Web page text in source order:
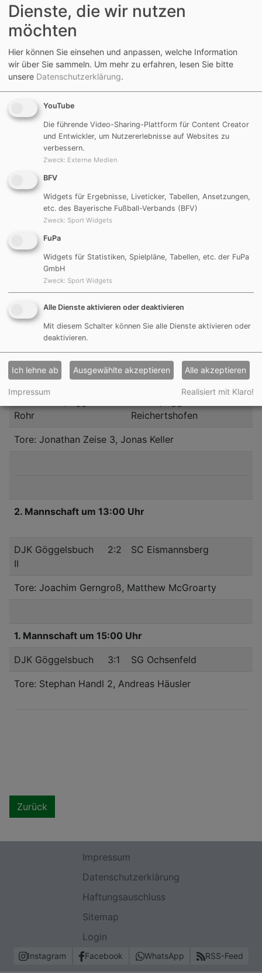
Samstag, 20.10.2018
D-Jugend um 11:30 Uhr
(SG) TSV
Mörsdorf
Tore: Jonas Schneider 3
A-Jugend um 15:30 Uhr
JFG Aurachtal
Tore: Michael Kerl
Sonntag, 21.10.2018
B-Jugend um 10:30 Uhr
Rohr
Reichertshofen
Tore: Jonathan Zeise 3, Jonas Keller
2. Mannschaft um 13:00 Uhr
DJK Göggelsbuch
II
2:2 SC Eismannsberg
Tore: Joachim Gerngroß, Matthew McGroarty
1. Mannschaft um 15:00 Uhr
DJK Göggelsbuch 3:1 SG Ochsenfeld
Tore: Stephan Handl 2, Andreas Häusler
Zurück
Impressum
Datenschutzerklärung
Haftungsauschluss
Sitemap
Login
Instagram Facebook WhatsApp RSS-Feed
Dienste, die wir nutzen
möchten
Hier können Sie einsehen und anpassen, welche Information
wir über Sie sammeln. Um mehr zu erfahren, lesen Sie bitte
unsere Datenschutzerklärung.
YouTube
Die führende Video-Sharing-Plattform für Content Creator
und Entwickler, um Nutzererlebnisse auf Websites zu
verbessern.
Zweck: Externe Medien
BFV
Widgets für Ergebnisse, Liveticker, Tabellen, Ansetzungen,
etc. des Bayerische Fußball-Verbands (BFV)
Zweck: Sport Widgets
FuPa
Widgets für Statistiken, Spielpläne, Tabellen, etc. der FuPa
GmbH
Zweck: Sport Widgets
Alle Dienste aktivieren oder deaktivieren
Mit diesem Schalter können Sie alle Dienste aktivieren oder
deaktivieren.
Ich lehne ab Ausgewählte akzeptieren Alle akzeptieren
Impressum Realisiert mit Klaro!